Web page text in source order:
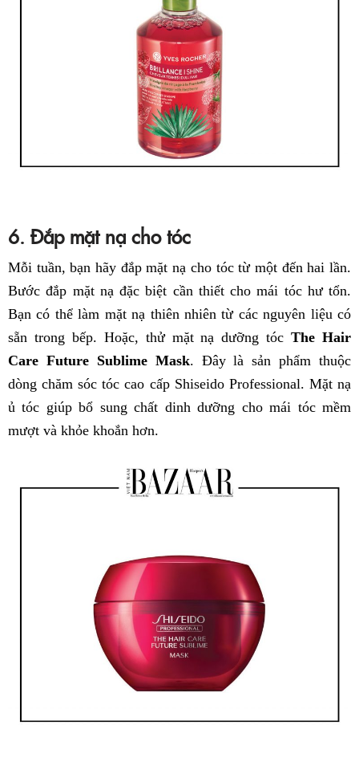
6. Đắp mặt nạ cho tóc
Mỗi tuần, bạn hãy đắp mặt nạ cho tóc từ một đến hai lần.
Bước đắp mặt nạ đặc biệt cần thiết cho mái tóc hư tổn.
Bạn có thể làm mặt nạ thiên nhiên từ các nguyên liệu có
sẵn trong bếp. Hoặc, thử mặt nạ dưỡng tócThe Hair
Care Future Sublime Mask. Đây là sản phẩm thuộc
dòng chăm sóc tóc cao cấp Shiseido Professional. Mặt nạ
ủ tóc giúp bổ sung chất dinh dưỡng cho mái tóc mềm
mượt và khỏe khoắn hơn.